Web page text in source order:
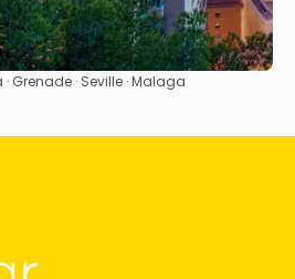
Afficher
Grenade · Seville · Malaga